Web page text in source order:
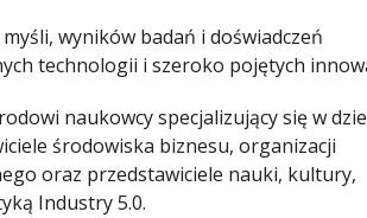
wyników badań i doświadczeń
technologii i szeroko pojętych
naukowcy specjalizujący się w
środowiska biznesu, organizacji
oraz przedstawiciele nauki, kultury,
Industry 5.0.